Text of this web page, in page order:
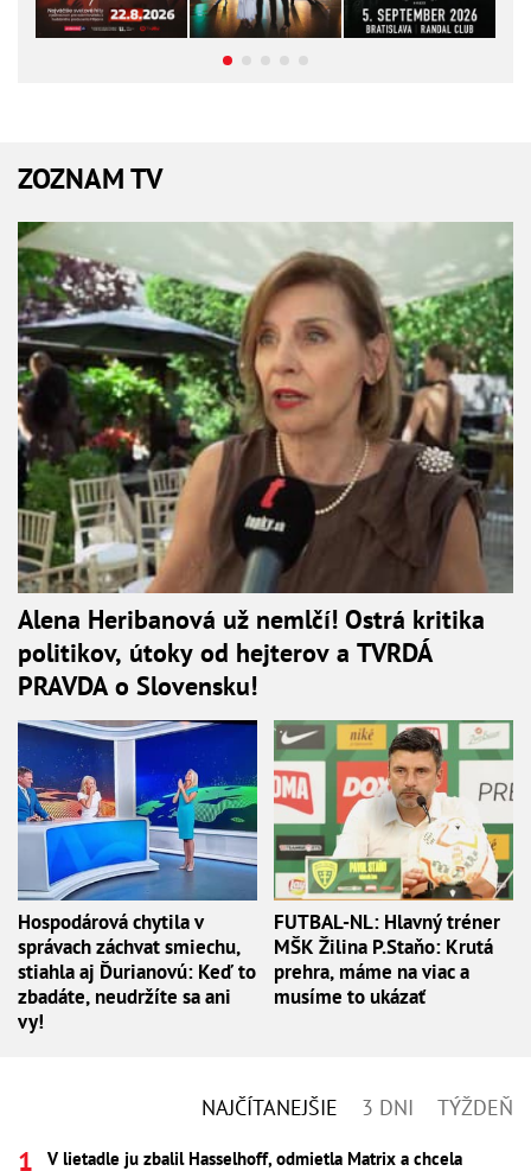
ZOZNAM TV
Alena Heribanová už nemlčí! Ostrá kritika
politikov, útoky od hejterov a TVRDÁ
PRAVDA o Slovensku!
Hospodárová chytila v
správach záchvat smiechu,
stiahla aj Ďurianovú: Keď to
zbadáte, neudržíte sa ani
vy!
FUTBAL-NL: Hlavný tréner
MŠK Žilina P.Staňo: Krutá
prehra, máme na viac a
musíme to ukázať
NAJČÍTANEJŠIE 3 DNI TÝŽDEŇ
V lietadle ju zbalil Hasselhoff, odmietla Matrix a chcela